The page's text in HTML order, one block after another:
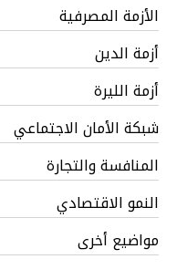
الأزمة المصرفية
أزمة الدين
أزمة الليرة
شبكة الأمان الاجتماعي
المنافسة والتجارة
النمو الاقتصادي
مواضيع أخرى